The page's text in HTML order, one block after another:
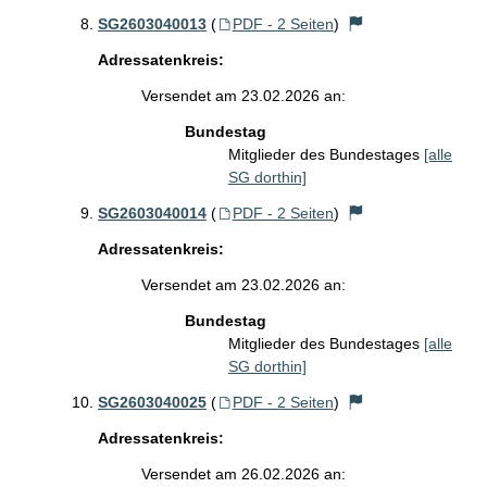
SG2603040013 ( PDF - 2 Seiten)
Adressatenkreis:
Versendet am 23.02.2026 an:
Bundestag
Mitglieder des Bundestages [alle
SG dorthin]
SG2603040014 ( PDF - 2 Seiten)
Adressatenkreis:
Versendet am 23.02.2026 an:
Bundestag
Mitglieder des Bundestages [alle
SG dorthin]
SG2603040025 ( PDF - 2 Seiten)
Adressatenkreis:
Versendet am 26.02.2026 an: